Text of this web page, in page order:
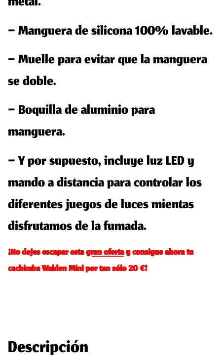
–Manguerade silicona 100% lavable.
–Muellepara evitar que la manguera
se doble.
–Boquillade aluminio para
manguera.
– Y por supuesto, incluye luzLED y
mando a distanciapara controlar los
diferentes juegos de luces mientas
disfrutamos de la fumada.
¡No dejes escapar estagran ofertay consigue ahora tu
cachimba Walden Mini por tan sólo 20 €!
Descripción